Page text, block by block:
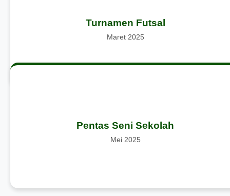
Turnamen Futsal
Maret 2025
sportivitas, kebersamaan, dan semangat berolahraga
Pentas Seni Sekolah
Mei 2025
musik, tari, dan drama untuk menumbuhkan kreativitas